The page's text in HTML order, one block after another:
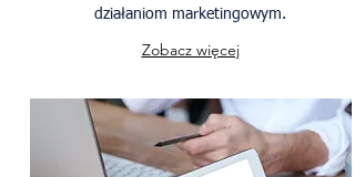
działaniom marketingowym.
Zobacz więcej